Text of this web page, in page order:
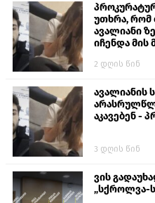
უთხრა, რომ
ავალიანი
იჩენდა მის
თავს
2 დღის წინ
ავალიანის
აკავებენ -
3 დღის წინ
ვის
„სქროლვა-